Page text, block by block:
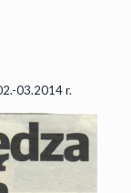
03.2014 r.